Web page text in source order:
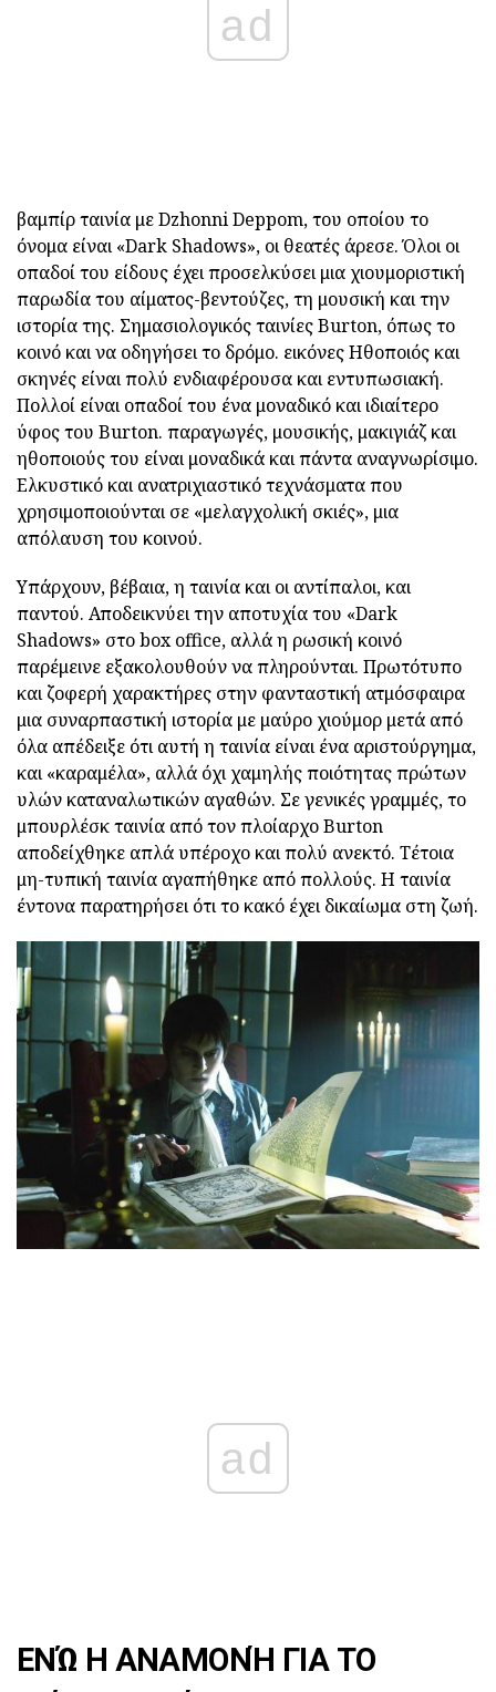
ad
βαμπίρ ταινία με Dzhonni Deppom, του οποίου το
όνομα είναι «Dark Shadows», οι θεατές άρεσε. Όλοι οι
οπαδοί του είδους έχει προσελκύσει μια χιουμοριστική
παρωδία του αίματος-βεντούζες, τη μουσική και την
ιστορία της. Σημασιολογικός ταινίες Burton, όπως το
κοινό και να οδηγήσει το δρόμο. εικόνες Ηθοποιός και
σκηνές είναι πολύ ενδιαφέρουσα και εντυπωσιακή.
Πολλοί είναι οπαδοί του ένα μοναδικό και ιδιαίτερο
ύφος του Burton. παραγωγές, μουσικής, μακιγιάζ και
ηθοποιούς του είναι μοναδικά και πάντα αναγνωρίσιμο.
Ελκυστικό και ανατριχιαστικό τεχνάσματα που
χρησιμοποιούνται σε «μελαγχολική σκιές», μια
απόλαυση του κοινού.
Υπάρχουν, βέβαια, η ταινία και οι αντίπαλοι, και
παντού. Αποδεικνύει την αποτυχία του «Dark
Shadows» στο box office, αλλά η ρωσική κοινό
παρέμεινε εξακολουθούν να πληρούνται. Πρωτότυπο
και ζοφερή χαρακτήρες στην φανταστική ατμόσφαιρα
μια συναρπαστική ιστορία με μαύρο χιούμορ μετά από
όλα απέδειξε ότι αυτή η ταινία είναι ένα αριστούργημα,
και «καραμέλα», αλλά όχι χαμηλής ποιότητας πρώτων
υλών καταναλωτικών αγαθών. Σε γενικές γραμμές, το
μπουρλέσκ ταινία από τον πλοίαρχο Burton
αποδείχθηκε απλά υπέροχο και πολύ ανεκτό. Τέτοια
μη-τυπική ταινία αγαπήθηκε από πολλούς. Η ταινία
έντονα παρατηρήσει ότι το κακό έχει δικαίωμα στη ζωή.
ad
ΕΝΏ Η ΑΝΑΜΟΝΉ ΓΙΑ ΤΟ